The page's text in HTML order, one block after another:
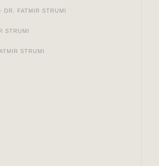
DR. FATMIR STRUMI
STRUMI
STRUMI